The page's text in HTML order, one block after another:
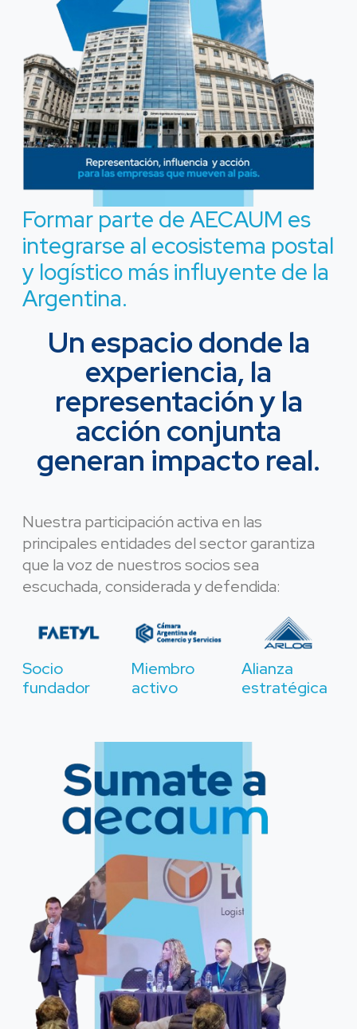
Formar parte de AECAUM es
integrarse al ecosistema postal
y logístico más influyente de la
Argentina.
Un espacio donde la
experiencia, la
representación y la
acción conjunta
generan impacto real.
Nuestra participación activa en las
principales entidades del sector garantiza
que la voz de nuestros socios sea
escuchada, considerada y defendida:
Socio
fundador
Miembro
activo
Alianza
estratégica